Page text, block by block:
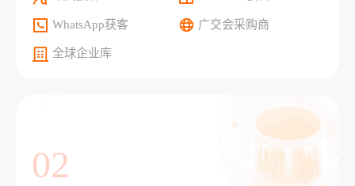
WhatsApp获客 广交会采购商
全球企业库
02